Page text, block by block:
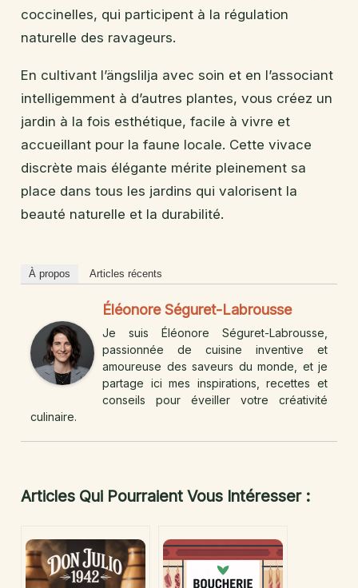
coccinelles, qui participent à la régulation
naturelle des ravageurs.
En cultivant l’ängslilja avec soin et en l’associant
intelligemment à d’autres plantes, vous créez un
jardin à la fois esthétique, facile à vivre et
accueillant pour la faune locale. Cette vivace
discrète mais élégante mérite pleinement sa
place dans tous les jardins qui valorisent la
beauté naturelle et la durabilité.
À propos Articles récents
Éléonore Séguret-Labrousse
Je suis Éléonore Séguret-Labrousse,
passionnée de cuisine inventive et
amoureuse des saveurs du monde, et je
partage ici mes inspirations, recettes et
conseils pour éveiller votre créativité
culinaire.
Articles Qui Pourraient Vous Intéresser :